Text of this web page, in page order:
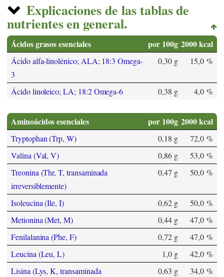
Explicaciones de las tablas de
nutrientes en general.
Ácidos grasos esenciales por 100g 2000 kcal
Ácido alfa-linolénico; ALA; 18:3 Omega-
3
0,30 g 15,0 %
Ácido linoleico; LA; 18:2 Omega-6 0,38 g 4,0 %
Aminoácidos esenciales por 100g 2000 kcal
Tryptophan (Trp, W) 0,18 g
72,0 %
Valina (Val, V)
0,86 g
53,0 %
Treonina (Thr, T, transaminada
irreversiblemente)
0,47 g 50,0 %
Isoleucina (Ile, I) 0,62 g
50,0 %
Metionina (Met, M)
0,44 g
47,0 %
Fenilalanina (Phe, F)
0,72 g
47,0 %
Leucina (Leu, L)
1,0 g
42,0 %
Lisina (Lys, K, transaminada
0,63 g 34,0 %